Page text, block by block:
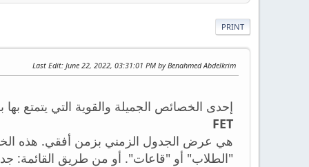
PRINT
Last Edit: June 22, 2022, 03:31:01 PM by Benahmed Abdelkrim
إحدى الخصائص الجميلة والقوية التي يتمتع بها
FET
هي عرض الجدول الزمني بزمن أفقي. هذه
"الطلاب" أو "قاعات". أو من طريق